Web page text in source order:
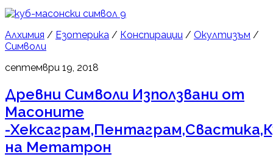
9
Алхимия / Езотерика / Конспирации / Окултизъм /
Символи
септември 19, 2018
Древни Символи Използвани от
Масоните
-
на Метатрон